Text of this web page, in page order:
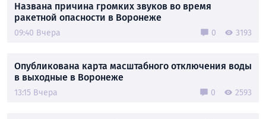
Названа причина громких звуков во время
ракетной опасности в Воронеже
09:40 Вчера 0 3193
Опубликована карта масштабного отключения воды
в выходные в Воронеже
13:15 Вчера 0 2593